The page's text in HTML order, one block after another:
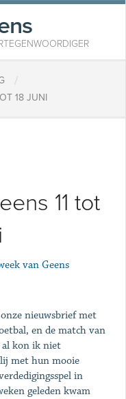
/
18 JUNI
11 tot
van Geens
nieuwsbrief met
en de match van
al kon ik niet
met hun mooie
in
geleden kwam